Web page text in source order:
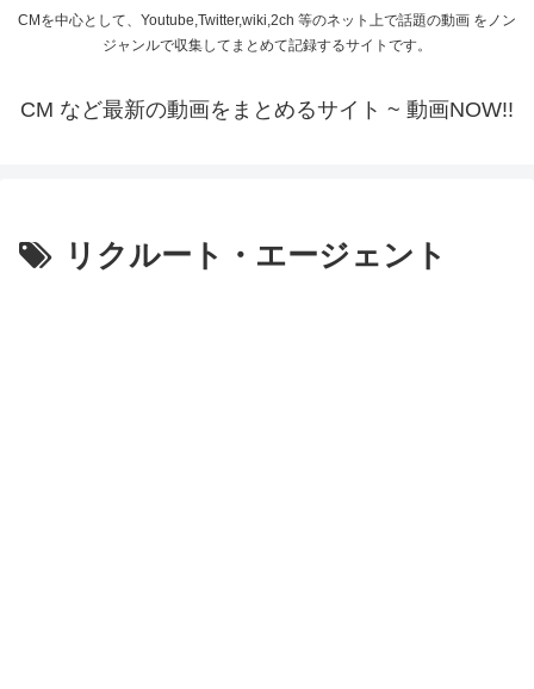
CMを中心として、Youtube,Twitter,wiki,2ch 等のネット上で話題の動画 をノン
ジャンルで収集してまとめて記録するサイトです。
CM など最新の動画をまとめるサイト ~ 動画NOW!!
リクルート・エージェント